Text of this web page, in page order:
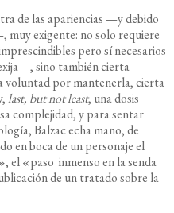
de las apariencias —y debido
exigente: no solo requiere
pero sí necesarios
sino también cierta
voluntad por mantenerla, cierta
last, but not least, una dosis
complejidad, y para sentar
Balzac echa mano, de
en boca de un personaje el
el «paso inmenso en la senda
de un tratado sobre la